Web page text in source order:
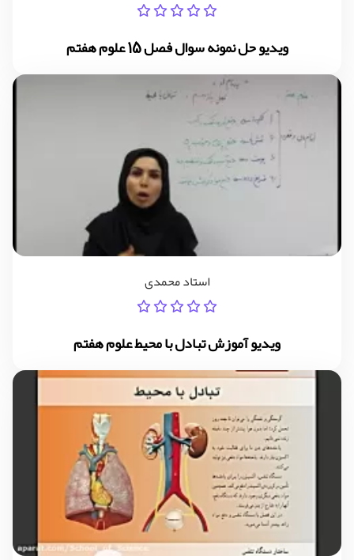
ویدیو حل نمونه سوال فصل 15 علوم هفتم
استاد محمدی
ویدیو آموزش تبادل با محیط علوم هفتم